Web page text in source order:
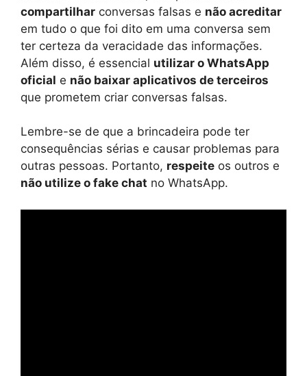
compartilhar conversas falsas e não acreditar
em tudo o que foi dito em uma conversa sem
ter certeza da veracidade das informações.
Além disso, é essencial utilizar o WhatsApp
oficial e não baixar aplicativos de terceiros
que prometem criar conversas falsas.
Lembre-se de que a brincadeira pode ter
consequências sérias e causar problemas para
outras pessoas. Portanto, respeite os outros e
não utilize o fake chat no WhatsApp.